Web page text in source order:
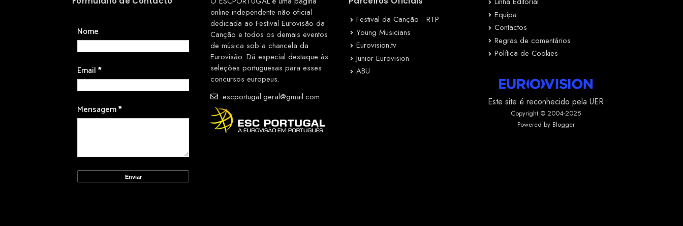
Nome
Email*
Mensagem*
online independente não oficial
dedicada ao Festival Eurovisão da
Canção e todos os demais eventos
de música sob a chancela da
Eurovisão. Dá especial destaque às
seleções portuguesas para esses
concursos europeus.
escportugal.geral@gmail.com
Festival da Canção - RTP
Young Musicians
Eurovision.tv
Junior Eurovision
ABU
Equipa
Contactos
Regras de comentários
Política de Cookies
Este site é reconhecido pela UER
Copyright © 2004-2025
Powered by Blogger